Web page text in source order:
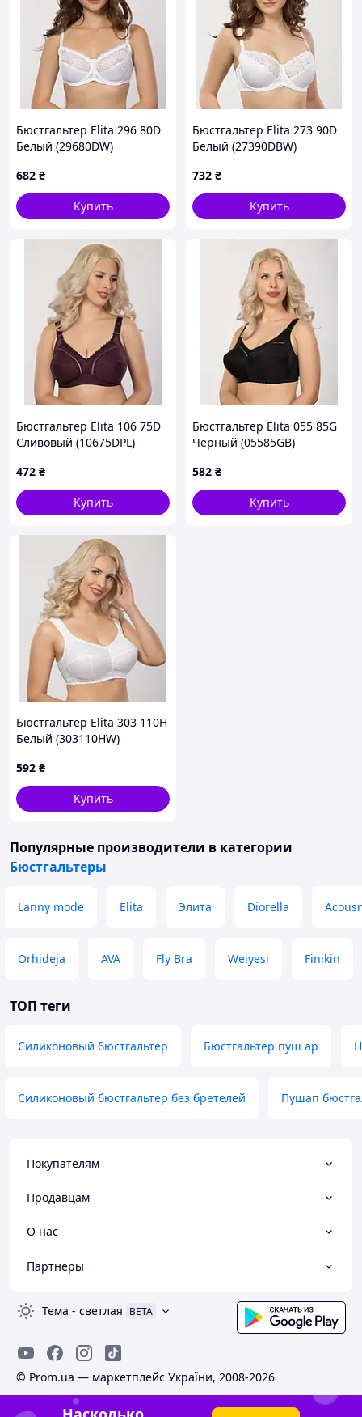
Бюстгальтер Elita 296 80D
Белый (29680DW)
682 ₴
Купить
Бюстгальтер Elita 273 90D
Белый (27390DBW)
732 ₴
Купить
Бюстгальтер Elita 106 75D
Сливовый (10675DPL)
472 ₴
Купить
Бюстгальтер Elita 055 85G
Черный (05585GB)
582 ₴
Купить
Бюстгальтер Elita 303 110H
Белый (303110HW)
592 ₴
Купить
Популярные производители в категории
Бюстгальтеры
Lanny mode Elita Элита Diorella
Orhideja AVA Fly Bra Weiyesi Finikin
ТОП теги
Силиконовый бюстгальтер Бюстгальтер пуш ар
Силиконовый бюстгальтер без бретелей Пушап
Покупателям
Продавцам
О нас
Партнеры
Тема - светлая BETA
© Prom.ua — маркетплейс України, 2008-2026